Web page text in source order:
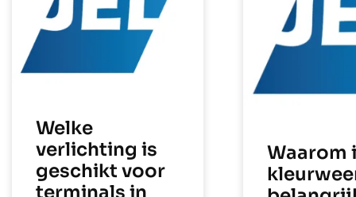
Welke
verlichting is
geschikt voor
Waarom